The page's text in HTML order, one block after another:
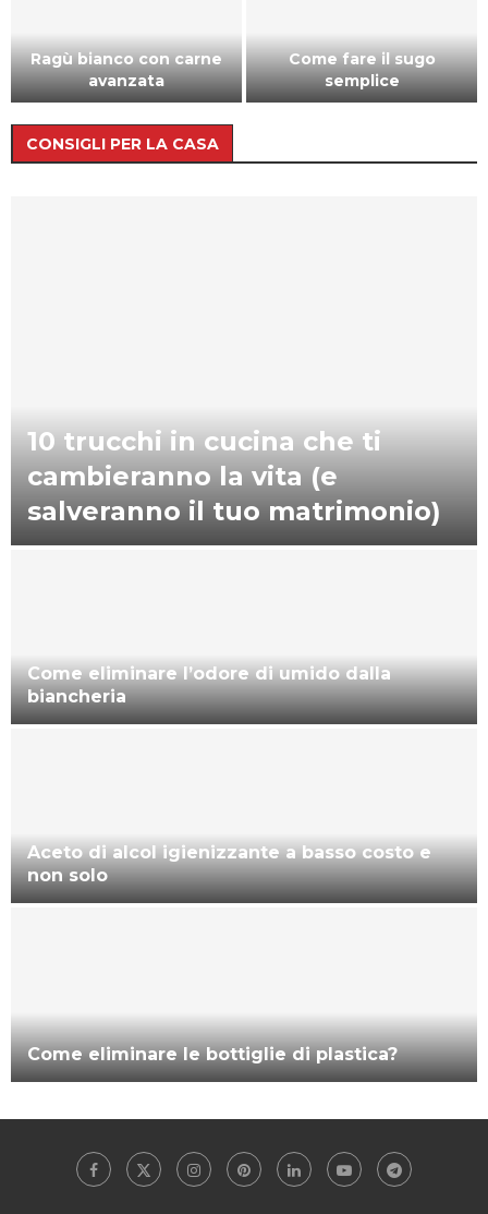
Ragù bianco con carne
avanzata
Come fare il sugo
semplice
CONSIGLI PER LA CASA
10 trucchi in cucina che ti
cambieranno la vita (e
salveranno il tuo matrimonio)
Come eliminare l’odore di umido dalla
biancheria
Aceto di alcol igienizzante a basso costo e
non solo
Come eliminare le bottiglie di plastica?